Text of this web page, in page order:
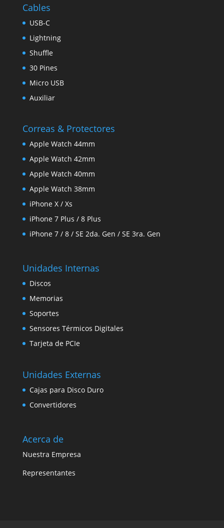
Cables
USB-C
Lightning
Shuffle
30 Pines
Micro USB
Auxiliar
Correas & Protectores
Apple Watch 44mm
Apple Watch 42mm
Apple Watch 40mm
Apple Watch 38mm
iPhone X / Xs
iPhone 7 Plus / 8 Plus
iPhone 7 / 8 / SE 2da. Gen / SE 3ra. Gen
Unidades Internas
Discos
Memorias
Soportes
Sensores Térmicos Digitales
Tarjeta de PCIe
Unidades Externas
Cajas para Disco Duro
Convertidores
Acerca de
Nuestra Empresa
Representantes